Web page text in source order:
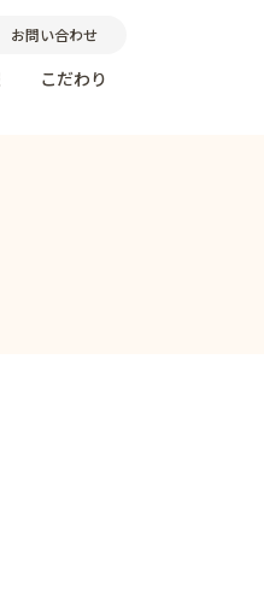
お問い合わせ
こだわり